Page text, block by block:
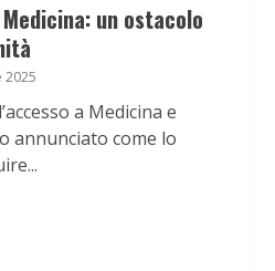
un ostacolo
2025
a Medicina e
annunciato come lo